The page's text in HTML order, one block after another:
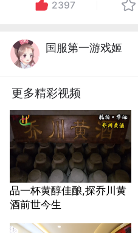
2397
国服第一游戏姬
更多精彩视频
品一杯黄醇佳酿,探乔川黄
酒前世今生